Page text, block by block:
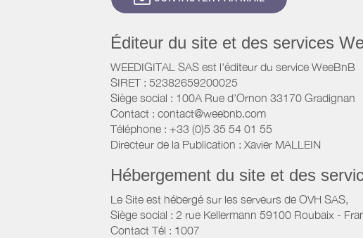
Éditeur du site et des services
WEEDIGITAL SAS est l'éditeur du service WeeBnB
SIRET : 52382659200025
Siège social : 100A Rue d'Ornon 33170 Gradignan
Contact : contact@weebnb.com
Téléphone : +33 (0)5 35 54 01 55
Directeur de la Publication : Xavier MALLEIN
Hébergement du site et des
Le Site est hébergé sur les serveurs de OVH SAS,
Siège social : 2 rue Kellermann 59100 Roubaix -
Contact Tél : 1007